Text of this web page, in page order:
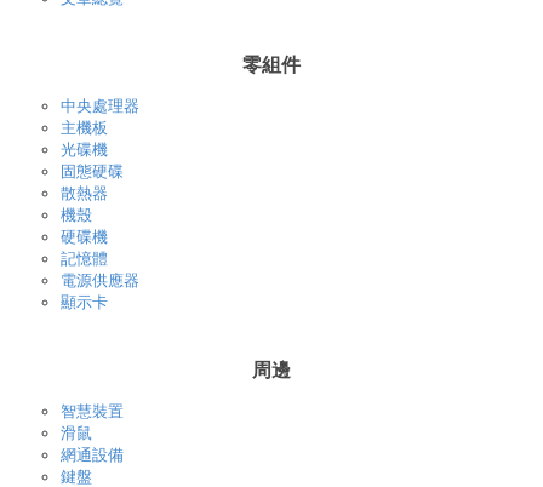
零組件
中央處理器
主機板
光碟機
固態硬碟
散熱器
機殼
硬碟機
記憶體
電源供應器
顯示卡
周邊
智慧裝置
滑鼠
網通設備
鍵盤